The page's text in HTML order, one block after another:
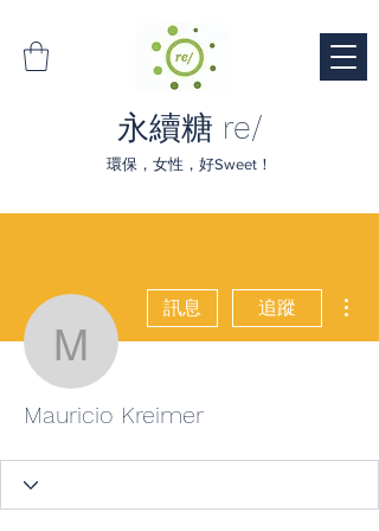
永續糖 re/
環保，女性，好Sweet！
Mauricio Kreimer
訊息 追蹤
Mauricio Kreimer